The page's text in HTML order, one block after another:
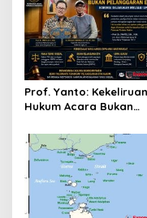
Prof. Yanto: Kekeliruan
Hukum Acara Bukan
Koreksi Dilakukan
Upaya Hukum